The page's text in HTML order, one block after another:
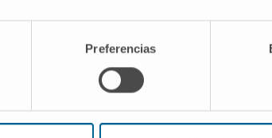
Preferencias